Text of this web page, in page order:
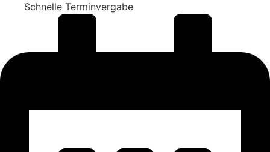
Schnelle Terminvergabe